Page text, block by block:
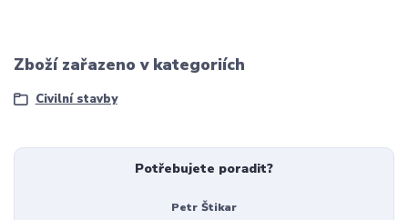
Zboží zařazeno v kategoriích
Civilní stavby
Potřebujete poradit?
Petr Štikar